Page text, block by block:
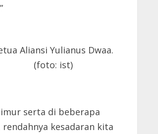
Aliansi Yulianus Dwaa.
(foto: ist)
serta di beberapa
kesadaran kita